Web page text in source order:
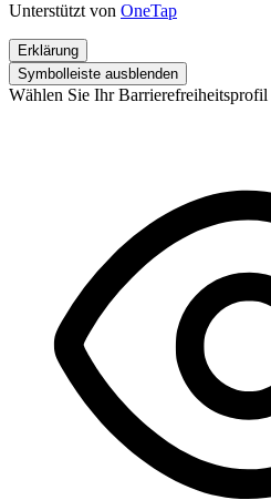
Unterstützt von OneTap
Erklärung
Symbolleiste ausblenden
Wählen Sie Ihr Barrierefreiheitsprofil